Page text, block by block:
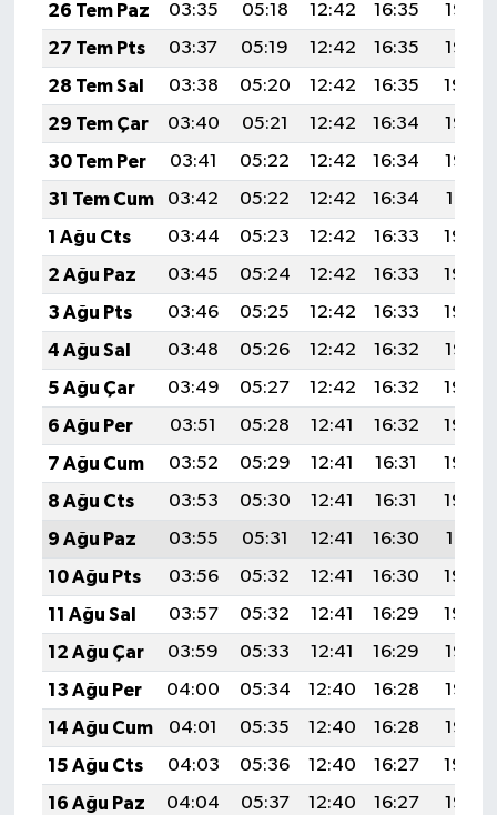
26 Tem Paz
03:35 05:18 12:42 16:35
19:56
27 Tem Pts
03:37 05:19 12:42 16:35
19:55
28 Tem Sal
03:38 05:20 12:42 16:35
19:54
29 Tem Çar
03:40 05:21 12:42 16:34
19:53
30 Tem Per
03:41 05:22 12:42 16:34
19:52
31 Tem Cum
03:42 05:22 12:42 16:34
19:51
1 Ağu Cts
03:44 05:23 12:42 16:33
19:50
2 Ağu Paz
03:45 05:24 12:42 16:33
19:49
3 Ağu Pts
03:46 05:25 12:42 16:33
19:48
4 Ağu Sal
03:48 05:26 12:42 16:32
19:47
5 Ağu Çar
03:49 05:27 12:42 16:32
19:46
6 Ağu Per
03:51 05:28 12:41 16:32
19:45
7 Ağu Cum
03:52 05:29 12:41 16:31
19:44
8 Ağu Cts
03:53 05:30 12:41 16:31
19:43
9 Ağu Paz
03:55 05:31 12:41 16:30
19:41
10 Ağu Pts
03:56 05:32 12:41 16:30
19:40
11 Ağu Sal
03:57 05:32 12:41 16:29
19:39
12 Ağu Çar
03:59 05:33 12:41 16:29
19:38
13 Ağu Per
04:00 05:34 12:40 16:28
19:37
14 Ağu Cum
04:01 05:35 12:40 16:28
19:35
15 Ağu Cts
04:03 05:36 12:40 16:27
19:34
16 Ağu Paz
04:04 05:37 12:40 16:27
19:33